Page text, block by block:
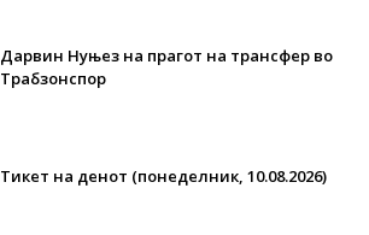
Дарвин Нуњез на прагот на трансфер во
Трабзонспор
Тикет на денот (понеделник, 10.08.2026)